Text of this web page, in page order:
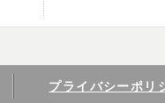
プライバシーポリ